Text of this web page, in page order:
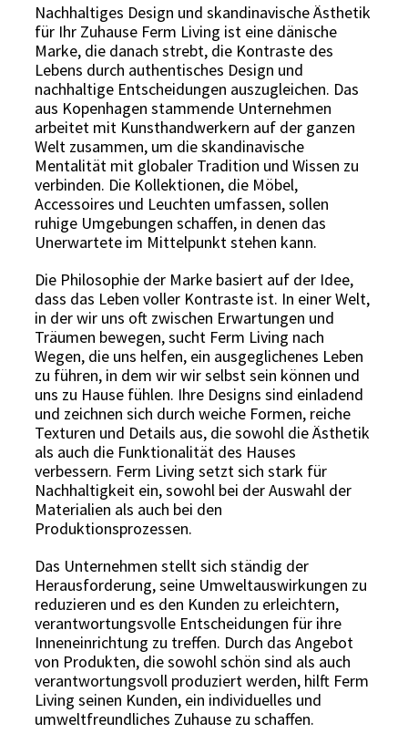
Nachhaltiges Design und skandinavische Ästhetik
für Ihr Zuhause Ferm Living ist eine dänische
Marke, die danach strebt, die Kontraste des
Lebens durch authentisches Design und
nachhaltige Entscheidungen auszugleichen. Das
aus Kopenhagen stammende Unternehmen
arbeitet mit Kunsthandwerkern auf der ganzen
Welt zusammen, um die skandinavische
Mentalität mit globaler Tradition und Wissen zu
verbinden. Die Kollektionen, die Möbel,
Accessoires und Leuchten umfassen, sollen
ruhige Umgebungen schaffen, in denen das
Unerwartete im Mittelpunkt stehen kann.
Die Philosophie der Marke basiert auf der Idee,
dass das Leben voller Kontraste ist. In einer Welt,
in der wir uns oft zwischen Erwartungen und
Träumen bewegen, sucht Ferm Living nach
Wegen, die uns helfen, ein ausgeglichenes Leben
zu führen, in dem wir wir selbst sein können und
uns zu Hause fühlen. Ihre Designs sind einladend
und zeichnen sich durch weiche Formen, reiche
Texturen und Details aus, die sowohl die Ästhetik
als auch die Funktionalität des Hauses
verbessern. Ferm Living setzt sich stark für
Nachhaltigkeit ein, sowohl bei der Auswahl der
Materialien als auch bei den
Produktionsprozessen.
Das Unternehmen stellt sich ständig der
Herausforderung, seine Umweltauswirkungen zu
reduzieren und es den Kunden zu erleichtern,
verantwortungsvolle Entscheidungen für ihre
Inneneinrichtung zu treffen. Durch das Angebot
von Produkten, die sowohl schön sind als auch
verantwortungsvoll produziert werden, hilft Ferm
Living seinen Kunden, ein individuelles und
umweltfreundliches Zuhause zu schaffen.